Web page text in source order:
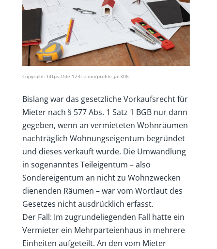
Copyright: https://de.123rf.com/profile_jat306
Bislang war das gesetzliche Vorkaufsrecht für
Mieter nach § 577 Abs. 1 Satz 1 BGB nur dann
gegeben, wenn an vermieteten Wohnräumen
nachträglich Wohnungseigentum begründet
und dieses verkauft wurde. Die Umwandlung
in sogenanntes Teileigentum – also
Sondereigentum an nicht zu Wohnzwecken
dienenden Räumen – war vom Wortlaut des
Gesetzes nicht ausdrücklich erfasst.
Der Fall: Im zugrundeliegenden Fall hatte ein
Vermieter ein Mehrparteienhaus in mehrere
Einheiten aufgeteilt. An den vom Mieter